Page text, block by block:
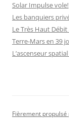
Solar Impulse vole!
Les banquiers
Le Très Haut
Terre-Mars en 39
L’ascenseur
Fièrement propulsé